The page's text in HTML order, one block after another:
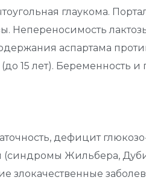
глаукома.
Непереносимость
аспартама
15 лет). Беременность
дефицит
Жильбера,
злокачественные